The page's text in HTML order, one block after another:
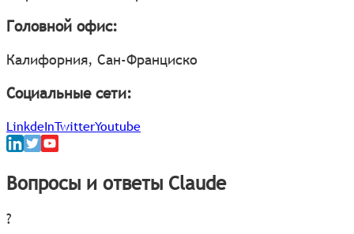
Головной офис:
Калифорния, Сан-Франциско
Социальные сети:
LinkdeInTwitterYoutube
Вопросы и ответы Claude
?